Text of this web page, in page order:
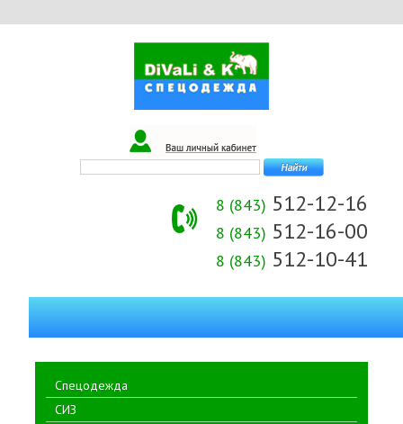
8 (843) 512-12-16
8 (843) 512-16-00
8 (843) 512-10-41
Спецодежда
СИЗ